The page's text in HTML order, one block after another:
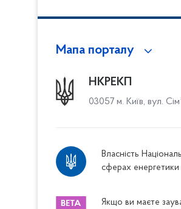
Мапа порталу
НКРЕКП
03057 м. Київ, вул.
Власність
сферах
Якщо ви маєте